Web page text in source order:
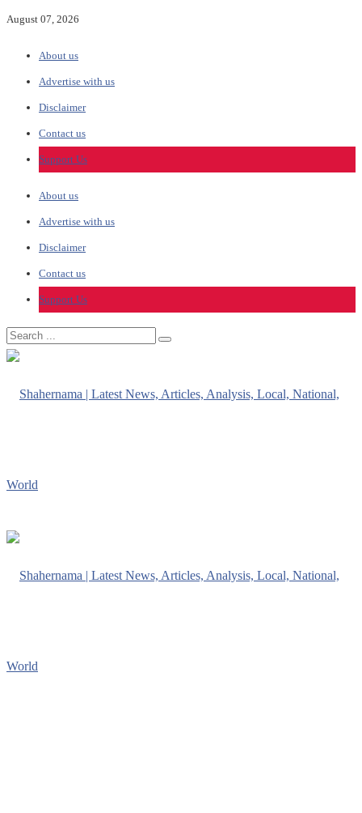
August 07, 2026
About us
Advertise with us
Disclaimer
Contact us
Support Us
About us
Advertise with us
Disclaimer
Contact us
Support Us